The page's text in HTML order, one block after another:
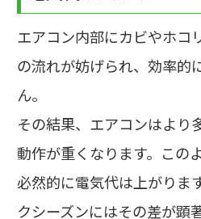
エアコン内部にカビやホコ
の流れが妨げられ、効率的
ん。
その結果、エアコンはより
動作が重くなります。この
必然的に電気代は上がりま
クシーズンにはその差が顕